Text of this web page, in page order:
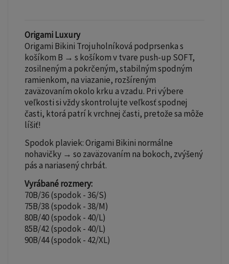
Origami Luxury
Origami Bikini Trojuholníková podprsenka s
košíkom B → s košíkom v tvare push-up SOFT,
zosilneným a pokrčeným, stabilným spodným
ramienkom, na viazanie, rozšíreným
zaväzovaním okolo krku a vzadu. Pri výbere
veľkosti si vždy skontrolujte veľkosť spodnej
časti, ktorá patrí k vrchnej časti, pretože sa môže
líšiť!
Spodok plaviek: Origami Bikini normálne
nohavičky → so zaväzovaním na bokoch, zvýšený
pás a nariasený chrbát.
Vyrábané rozmery:
70B/36 (spodok - 36/S)
75B/38 (spodok - 38/M)
80B/40 (spodok - 40/L)
85B/42 (spodok - 40/L)
90B/44 (spodok - 42/XL)